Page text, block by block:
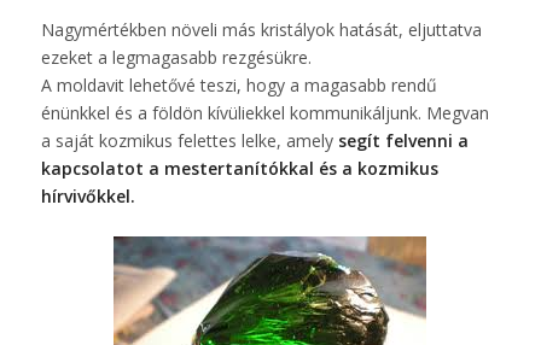
Nagymértékben növeli más kristályok hatását, eljuttatva
ezeket a legmagasabb rezgésükre.
A moldavit lehetővé teszi, hogy a magasabb rendű
énünkkel és a földön kívüliekkel kommunikáljunk. Megvan
a saját kozmikus felettes lelke, amely segít felvenni a
kapcsolatot a mestertanítókkal és a kozmikus
hírvivőkkel.